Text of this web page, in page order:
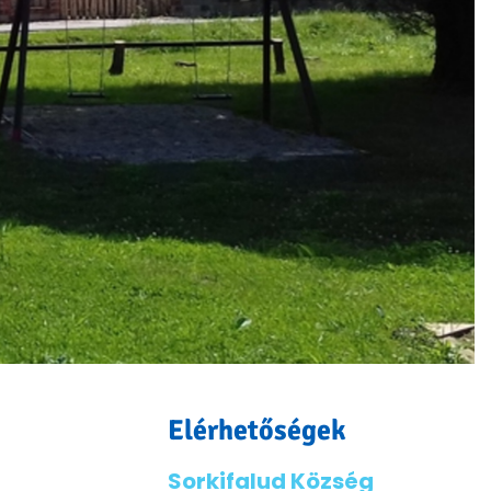
Elérhetőségek
Sorkifalud Község